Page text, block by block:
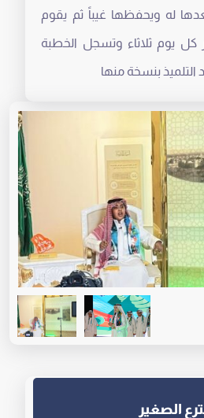
له ويحفظها غيباً ثم يقوم
كل يوم ثلاثاء وتسجل الخطبة
التلميذ بنسخة منها
الصغير